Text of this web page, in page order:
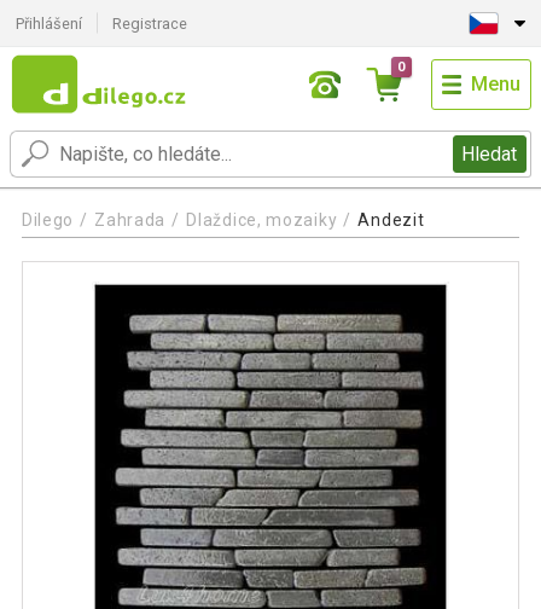
Přihlášení Registrace
Hledat
0
Menu
Dilego Zahrada Dlaždice, mozaiky Andezit